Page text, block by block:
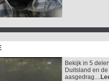
Bekijk in 5
Duitsland en
aasgedrag....